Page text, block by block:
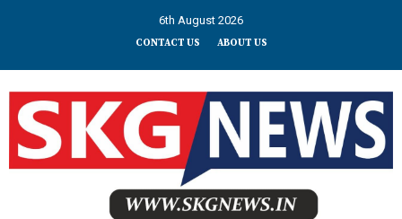
6th August 2026
CONTACT US ABOUT US